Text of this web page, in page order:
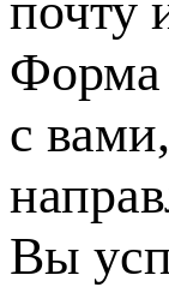
Форма
с
Вы